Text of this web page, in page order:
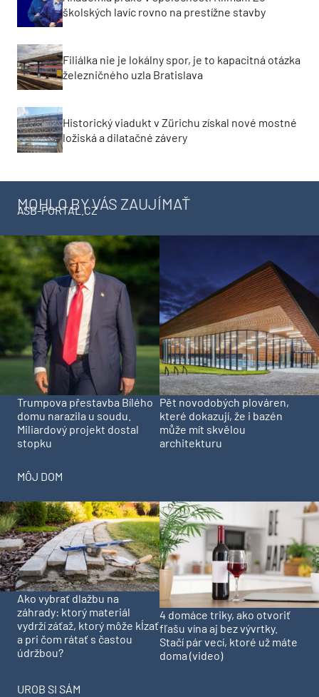
školských lavíc rovno na prestížne stavby
Filiálka nie je lokálny spor, je to kapacitná otázka
železničného uzla Bratislava
Historický viadukt v Zürichu získal nové mostné
ložiská a dilatačné závery
MOHLO BY VÁS ZAUJÍMAŤ
ASB-PORTAL.CZ
Trumpova přestavba Bílého
domu narazila u soudu.
Miliardový projekt dostal
stopku
Pět novodobých plováren,
které dokazují, že i bazén
může mít skvělou
architekturu
MÔJ DOM
Ako vybrať dlažbu na
záhrady: ktorý materiál
vydrží záťaž, ktorý môže kĺzať
a pri čom rátať s častou
údržbou?
4 domáce triky, ako otvoriť
fľašu vína aj bez vývrtky.
Stačí pár vecí, ktoré už máte
doma (video)
UROB SI SÁM